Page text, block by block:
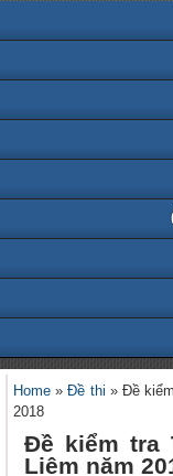
Home »Đề thi » Đề
2018
Đề kiểm tra
Liêm năm